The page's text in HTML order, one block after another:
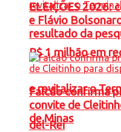
R$ 1 milhão em
e revitalizar o
del-Rei
ELEIÇÕES 2026:
e Flávio
resultado da
Falcão confirma
convite de
de Minas